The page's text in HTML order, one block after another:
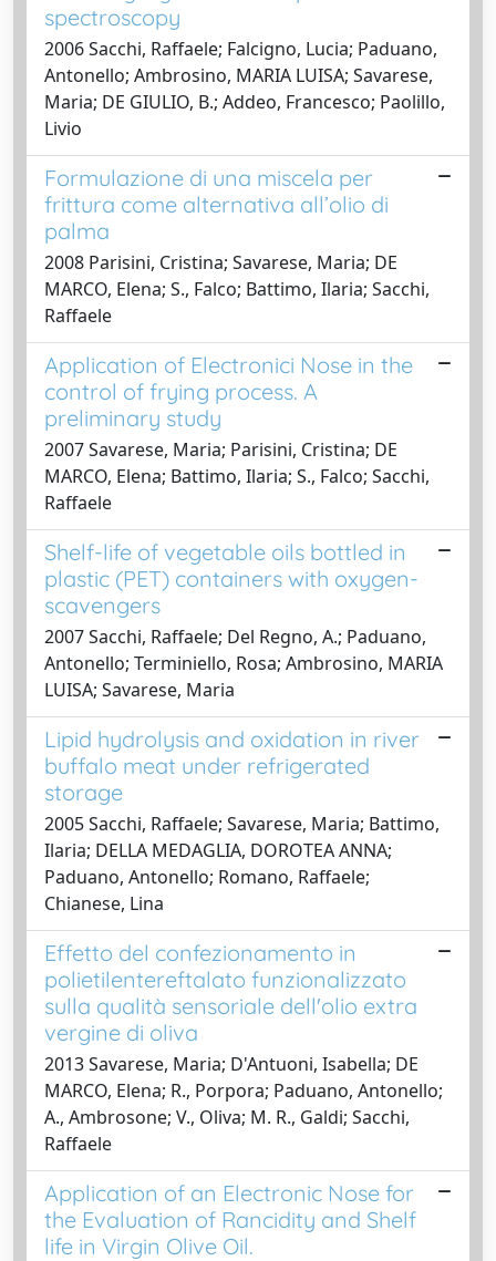
spectroscopy
2006 Sacchi, Raffaele; Falcigno, Lucia; Paduano,
Antonello; Ambrosino, MARIA LUISA; Savarese,
Maria; DE GIULIO, B.; Addeo, Francesco; Paolillo,
Livio
Formulazione di una miscela per
frittura come alternativa all’olio di
palma
2008 Parisini, Cristina; Savarese, Maria; DE
MARCO, Elena; S., Falco; Battimo, Ilaria; Sacchi,
Raffaele
Application of Electronici Nose in the
control of frying process. A
preliminary study
2007 Savarese, Maria; Parisini, Cristina; DE
MARCO, Elena; Battimo, Ilaria; S., Falco; Sacchi,
Raffaele
Shelf-life of vegetable oils bottled in
plastic (PET) containers with oxygen-
scavengers
2007 Sacchi, Raffaele; Del Regno, A.; Paduano,
Antonello; Terminiello, Rosa; Ambrosino, MARIA
LUISA; Savarese, Maria
Lipid hydrolysis and oxidation in river
buffalo meat under refrigerated
storage
2005 Sacchi, Raffaele; Savarese, Maria; Battimo,
Ilaria; DELLA MEDAGLIA, DOROTEA ANNA;
Paduano, Antonello; Romano, Raffaele;
Chianese, Lina
Effetto del confezionamento in
polietilentereftalato funzionalizzato
sulla qualità sensoriale dell'olio extra
vergine di oliva
2013 Savarese, Maria; D'Antuoni, Isabella; DE
MARCO, Elena; R., Porpora; Paduano, Antonello;
A., Ambrosone; V., Oliva; M. R., Galdi; Sacchi,
Raffaele
Application of an Electronic Nose for
the Evaluation of Rancidity and Shelf
life in Virgin Olive Oil.